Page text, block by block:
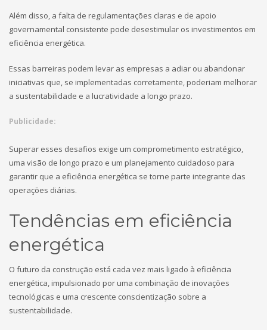
Além disso, a falta de regulamentações claras e de apoio
governamental consistente pode desestimular os investimentos em
eficiência energética.
Essas barreiras podem levar as empresas a adiar ou abandonar
iniciativas que, se implementadas corretamente, poderiam melhorar
a sustentabilidade e a lucratividade a longo prazo.
Publicidade:
Superar esses desafios exige um comprometimento estratégico,
uma visão de longo prazo e um planejamento cuidadoso para
garantir que a eficiência energética se torne parte integrante das
operações diárias.
Tendências em eficiência
energética
O futuro da construção está cada vez mais ligado à eficiência
energética, impulsionado por uma combinação de inovações
tecnológicas e uma crescente conscientização sobre a
sustentabilidade.